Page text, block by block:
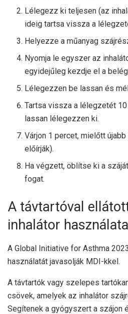
Lélegezz ki teljesen (az
ideig tartsa vissza a
Helyezze a műanyag
Nyomja le egyszer az
egyidejűleg kezdje el a
Lélegezzen be lassan és
Tartsa vissza a lélegzetét
lassan lélegezzen ki.
Várjon 1 percet, mielőtt
előírják).
Ha végzett, öblítse ki a
fogat.
A távtartóval
inhalátor használata
A Global Initiative for Asthma
használatát javasolják MDI-kkel.
A távtartók vagy szelepes
csövek, amelyek az inhalátor
Segítenek a gyógyszert a szájon